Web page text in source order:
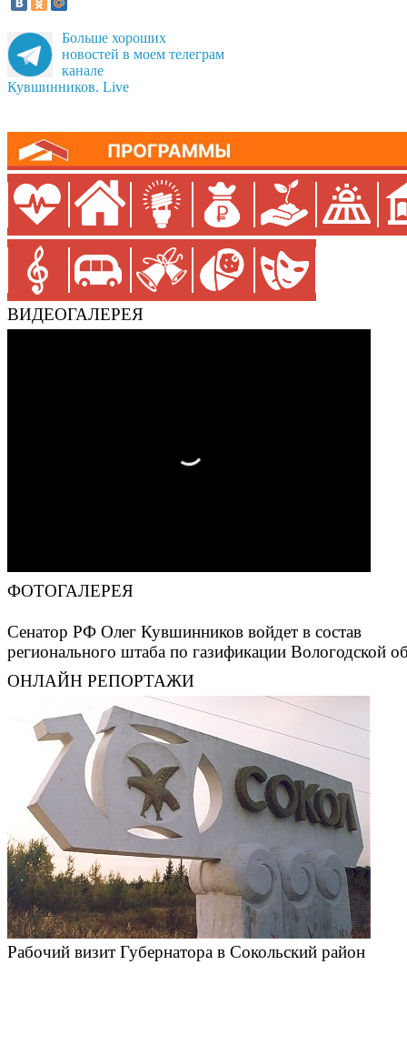
Больше хороших
новостей в моем телеграм
канале
Кувшинников. Live
ВИДЕОГАЛЕРЕЯ
ФОТОГАЛЕРЕЯ
Сенатор РФ Олег Кувшинников войдет в состав
регионального штаба по газификации Вологодской
ОНЛАЙН РЕПОРТАЖИ
Рабочий визит Губернатора в Сокольский район